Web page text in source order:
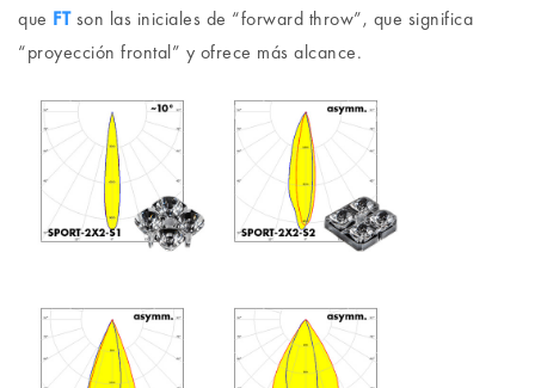
que FTson las iniciales de “forward throw”, que significa
“proyección frontal” y ofrece más alcance.